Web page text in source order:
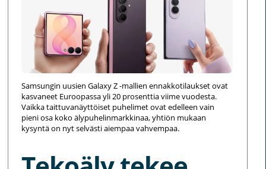
Samsungin uusien Galaxy Z -mallien ennakkotilaukset ovat
kasvaneet Euroopassa yli 20 prosenttia viime vuodesta.
Vaikka taittuvanäyttöiset puhelimet ovat edelleen vain
pieni osa koko älypuhelinmarkkinaa, yhtiön mukaan
kysyntä on nyt selvästi aiempaa vahvempaa.